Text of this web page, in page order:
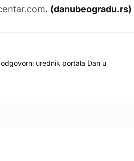
. (danubeogradu.rs)
urednik portala Dan u